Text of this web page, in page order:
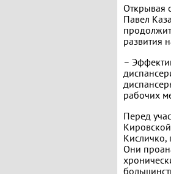
Открывая
Павел
развития
–
рабочих
Перед
Кисличко,
Они